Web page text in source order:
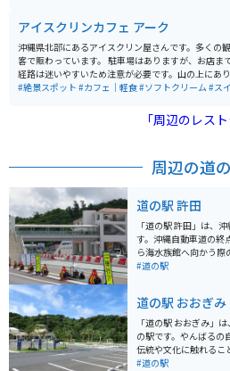
に伊江島が見えます。
アイスクリンカフェ アーク
沖縄県北部にあるアイスクリン屋さんです。多くの
客で賑わっています。 駐車場はありますが、お店ま
経路は迷いやすいため注意が必要です。山の上にあ
内から海を一望でき、アイスもかわいくオシャレで
#絶景スポット #カフェ｜軽食#ソフトクリーム#ス
「周辺のレス
周辺の道
道の駅 許田
「道の駅 許田」は、
す。沖縄自動車道の終
ら海水族館へ向かう際
地元の新鮮な野菜や果
沖縄そばやタコライス
食店もあります。 バイクで訪れる場合、道の駅には広い
駐車場が完備されてい
憩場所としてはもちろ
としても便利です。 周辺には、パイナップルパークやナ
#道の駅
道の駅 おおぎみ
「道の駅 おおぎみ」
の駅です。やんばるの
伝統や文化に触れることができま
な野菜や果物が販売さ
#道の駅